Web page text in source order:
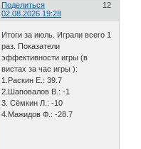
Поделиться
12
02.08.2026 19:28
Итоги за июль. Играли всего 1
раз. Показатели
эффективности игры (в
вистах за час игры ):
1.Раскин Е.: 39.7
2.Шаповалов В.: -1
3. Сёмкин Л.: -10
4.Мажидов Ф.: -28.7